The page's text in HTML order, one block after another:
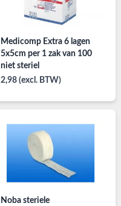
Medicomp Extra 6 lagen
5x5cm per 1 zak van 100
niet steriel
2,98 (excl. BTW)
Noba steriele